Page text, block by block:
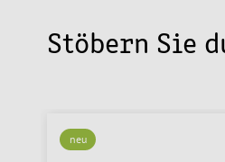
Stöbern Sie
neu